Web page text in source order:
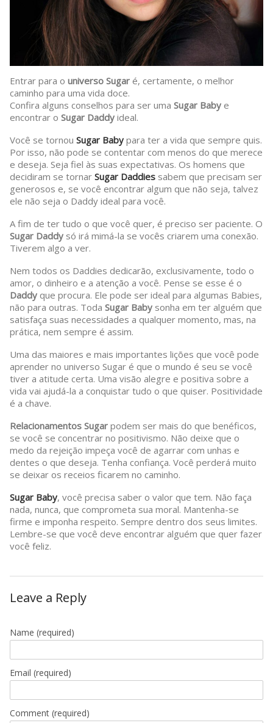
Entrar para o universo Sugar é, certamente, o melhor
caminho para uma vida doce.
Confira alguns conselhos para ser uma Sugar Baby e
encontrar o Sugar Daddy ideal.
Você se tornou Sugar Baby para ter a vida que sempre quis.
Por isso, não pode se contentar com menos do que merece
e deseja. Seja fiel às suas expectativas. Os homens que
decidiram se tornar Sugar Daddies sabem que precisam ser
generosos e, se você encontrar algum que não seja, talvez
ele não seja o Daddy ideal para você.
A fim de ter tudo o que você quer, é preciso ser paciente. O
Sugar Daddy só irá mimá-la se vocês criarem uma conexão.
Tiverem algo a ver.
Nem todos os Daddies dedicarão, exclusivamente, todo o
amor, o dinheiro e a atenção a você. Pense se esse é o
Daddy que procura. Ele pode ser ideal para algumas Babies,
não para outras. Toda Sugar Baby sonha em ter alguém que
satisfaça suas necessidades a qualquer momento, mas, na
prática, nem sempre é assim.
Uma das maiores e mais importantes lições que você pode
aprender no universo Sugar é que o mundo é seu se você
tiver a atitude certa. Uma visão alegre e positiva sobre a
vida vai ajudá-la a conquistar tudo o que quiser. Positividade
é a chave.
Relacionamentos Sugar podem ser mais do que benéficos,
se você se concentrar no positivismo. Não deixe que o
medo da rejeição impeça você de agarrar com unhas e
dentes o que deseja. Tenha confiança. Você perderá muito
se deixar os receios ficarem no caminho.
Sugar Baby, você precisa saber o valor que tem. Não faça
nada, nunca, que comprometa sua moral. Mantenha-se
firme e imponha respeito. Sempre dentro dos seus limites.
Lembre-se que você deve encontrar alguém que quer fazer
você feliz.
Leave a Reply
Name (required)
Email (required)
Comment (required)